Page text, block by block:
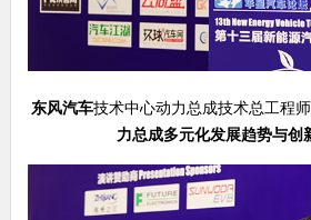
东风汽车技术中心动力总成技术总工程
力总成多元化发展趋势与创